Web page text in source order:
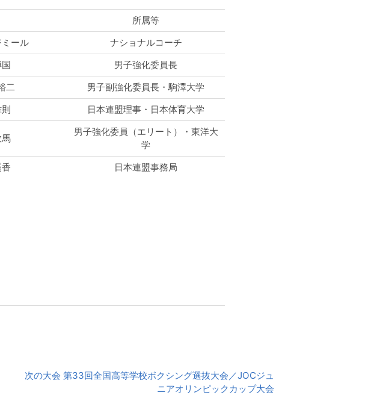
所属等
ール
ナショナルコーチ
男子強化委員長
二
男子副強化委員長・駒澤大学
日本連盟理事・日本体育大学
男子強化委員（エリート）・東洋大
学
日本連盟事務局
次の大会 第33回全国高等学校ボクシング選抜大会／JOCジュ
ニアオリンピックカップ大会